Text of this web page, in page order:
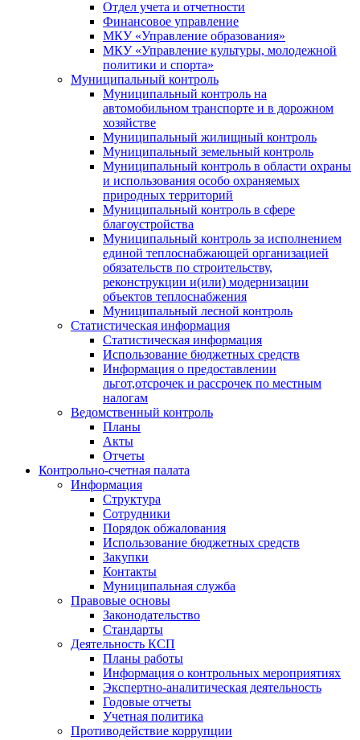
Отдел учета и отчетности
Финансовое управление
МКУ «Управление образования»
МКУ «Управление культуры, молодежной
политики и спорта»
Муниципальный контроль
Муниципальный контроль на
автомобильном транспорте и в дорожном
хозяйстве
Муниципальный жилищный контроль
Муниципальный земельный контроль
Муниципальный контроль в области охраны
и использования особо охраняемых
природных территорий
Муниципальный контроль в сфере
благоустройства
Муниципальный контроль за исполнением
единой теплоснабжающей организацией
обязательств по строительству,
реконструкции и(или) модернизации
объектов теплоснабжения
Муниципальный лесной контроль
Статистическая информация
Статистическая информация
Использование бюджетных средств
Информация о предоставлении
льгот,отсрочек и рассрочек по местным
налогам
Ведомственный контроль
Планы
Акты
Отчеты
Контрольно-счетная палата
Информация
Структура
Сотрудники
Порядок обжалования
Использование бюджетных средств
Закупки
Контакты
Муниципальная служба
Правовые основы
Законодательство
Стандарты
Деятельность КСП
Планы работы
Информация о контрольных мероприятиях
Экспертно-аналитическая деятельность
Годовые отчеты
Учетная политика
Противодействие коррупции